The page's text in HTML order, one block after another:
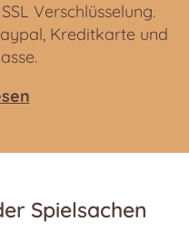
Verschlüsselung.
Kreditkarte und
Spielsachen